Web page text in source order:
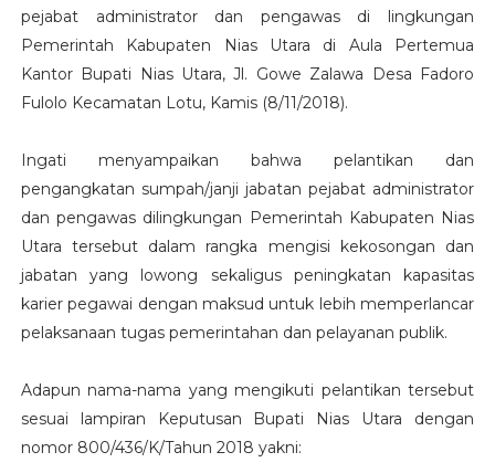
pejabat administrator dan pengawas di lingkungan
Pemerintah Kabupaten Nias Utara di Aula Pertemua
Kantor Bupati Nias Utara, Jl. Gowe Zalawa Desa Fadoro
Fulolo Kecamatan Lotu, Kamis (8/11/2018).
Ingati menyampaikan bahwa pelantikan dan
pengangkatan sumpah/janji jabatan pejabat administrator
dan pengawas dilingkungan Pemerintah Kabupaten Nias
Utara tersebut dalam rangka mengisi kekosongan dan
jabatan yang lowong sekaligus peningkatan kapasitas
karier pegawai dengan maksud untuk lebih memperlancar
pelaksanaan tugas pemerintahan dan pelayanan publik.
Adapun nama-nama yang mengikuti pelantikan tersebut
sesuai lampiran Keputusan Bupati Nias Utara dengan
nomor 800/436/K/Tahun 2018 yakni: